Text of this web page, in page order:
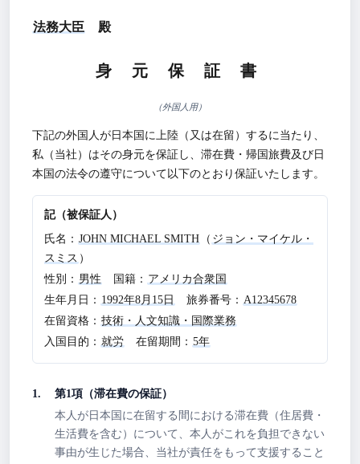
法務大臣 殿
身 元 保 証 書
（外国人用）
下記の外国人が日本国に上陸（又は在留）するに当たり、
私（当社）はその身元を保証し、滞在費・帰国旅費及び日
本国の法令の遵守について以下のとおり保証いたします。
記（被保証人）
氏名： JOHN MICHAEL SMITH （ ジョン・マイケル・
スミス ）
性別： 男性 国籍： アメリカ合衆国
生年月日： 1992年8月15日 旅券番号： A12345678
在留資格： 技術・人文知識・国際業務
入国目的： 就労 在留期間： 5年
第1項（滞在費の保証）
本人が日本国に在留する間における滞在費（住居費・
生活費を含む）について、本人がこれを負担できない
事由が生じた場合、当社が責任をもって支援すること